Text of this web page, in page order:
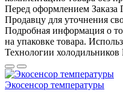
Перед оформлением Заказа
Продавцу для уточнения
Подробная информация о
на упаковке товара.
Технологии холодильников
Экосенсор температуры